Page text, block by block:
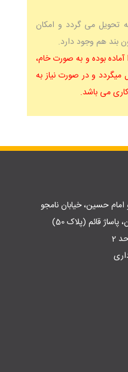
تحویل می گردد و امکان
هم وجود دارد.
بوده و به صورت خام،
و در صورت نیاز به
امام حسین، خیابان نامجو
قائم (پلاک 50)
2